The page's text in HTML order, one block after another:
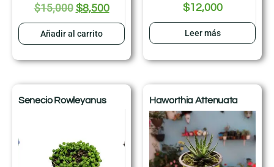
$15,000 $8,500
Añadir al carrito
$12,000
Leer más
Senecio Rowleyanus Haworthia Attenuata